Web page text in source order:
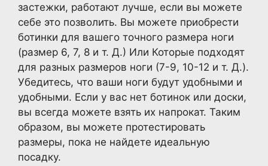
застежки, работают лучше, если вы можете
себе это позволить. Вы можете приобрести
ботинки для вашего точного размера ноги
(размер 6, 7, 8 и т. Д.) Или Которые подходят
для разных размеров ноги (7-9, 10-12 и т. Д.).
Убедитесь, что ваши ноги будут удобными и
удобными. Если у вас нет ботинок или доски,
вы всегда можете взять их напрокат. Таким
образом, вы можете протестировать
размеры, пока не найдете идеальную
посадку.